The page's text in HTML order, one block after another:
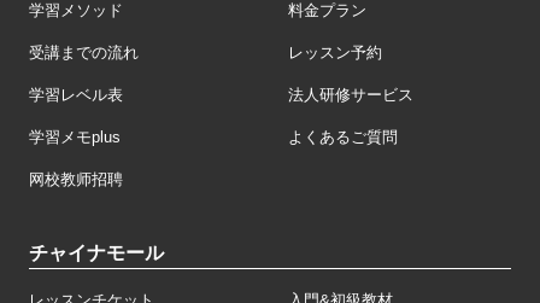
学習メソッド 料金プラン
受講までの流れ レッスン予約
学習レベル表 法人研修サービス
学習メモplus よくあるご質問
网校教师招聘
チャイナモール